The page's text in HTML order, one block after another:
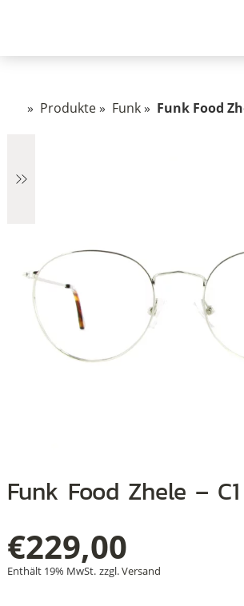
» Produkte» Funk» Funk Food
Funk Food Zhele –
€229,00
Enthält 19% MwSt. zzgl.Versand
€735
+